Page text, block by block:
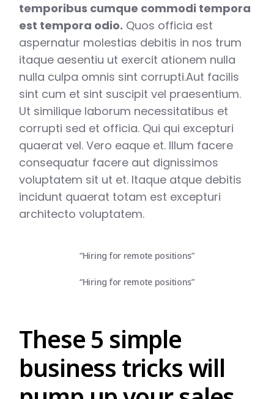
temporibus cumque commodi tempora
est tempora odio. Quos officia est
aspernatur molestias debitis in nos trum
itaque aesentiu ut exercit ationem nulla
nulla culpa omnis sint corrupti.Aut facilis
sint cum et sint suscipit vel praesentium.
Ut similique laborum necessitatibus et
corrupti sed et officia. Qui qui excepturi
quaerat vel. Vero eaque et. Illum facere
consequatur facere aut dignissimos
voluptatem sit ut et. Itaque atque debitis
incidunt quaerat totam est excepturi
architecto voluptatem.
“Hiring for remote positions”
“Hiring for remote positions”
These 5 simple
business tricks will